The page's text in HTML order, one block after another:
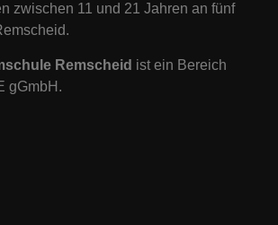
zwischen 11 und 21 Jahren anfünf
Remscheid ist ein Bereich
gGmbH.